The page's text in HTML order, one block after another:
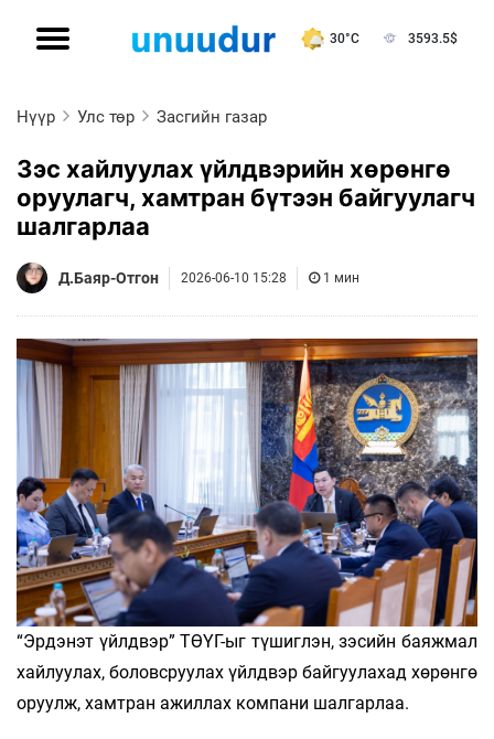
30°C 3593.5$
Нүүр Улс төр Засгийн газар
Зэс хайлуулах үйлдвэрийн хөрөнгө
оруулагч, хамтран бүтээн байгуулагч
шалгарлаа
Д.Баяр-Отгон 2026-06-10 15:28 1 мин
“Эрдэнэт үйлдвэр” ТӨҮГ-ыг түшиглэн, зэсийн баяжмал
хайлуулах, боловсруулах үйлдвэр байгуулахад хөрөнгө
оруулж, хамтран ажиллах компани шалгарлаа.